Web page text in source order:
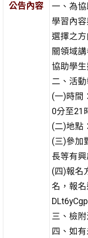
公告內容
一、為
學習內
選擇之
關領域
協助學
二、活動
(一)時間
0分至21
(二)地點
(三)參加
長等有興
(四)報名
名，報
三、檢
四、如